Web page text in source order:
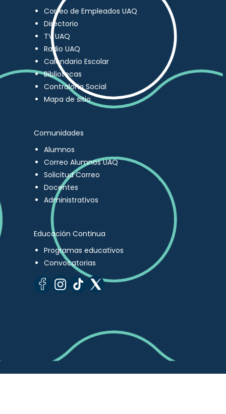
Correo de Empleados UAQ
Directorio
TV UAQ
Radio UAQ
Calendario Escolar
Bibliotecas
Contraloría Social
Mapa de sitio
Comunidades
Alumnos
Correo Alumnos UAQ
Solicitud Correo
Docentes
Administrativos
Educación Continua
Programas educativos
Convocatorias